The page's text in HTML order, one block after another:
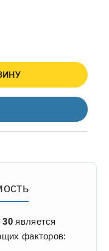
30 является
факторов: